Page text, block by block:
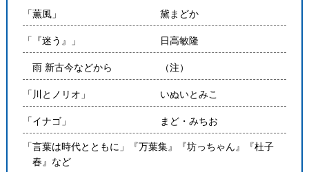
「薫風」 黛まどか
「『迷う』」 日高敏隆
雨 新古今などから （注）
「川とノリオ」 いぬいとみこ
「イナゴ」 まど・みちお
「言葉は時代とともに」『万葉集』『坊っちゃん』『杜子
春』など